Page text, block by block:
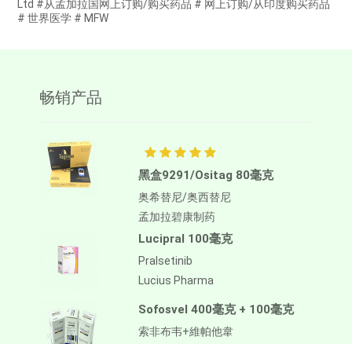
Ltd #从孟加拉国网上订购/购买药品 # 网上订购/从印度购买药品
# 世界医学 # MFW
畅销产品
黑盒9291/Ositag 80毫克
奥希替尼/奥西替尼
孟加拉碧康制药
Lucipral 100毫克
Pralsetinib
Lucius Pharma
Sofosvel 400毫克 + 100毫克
索非布韦+維帕他韋